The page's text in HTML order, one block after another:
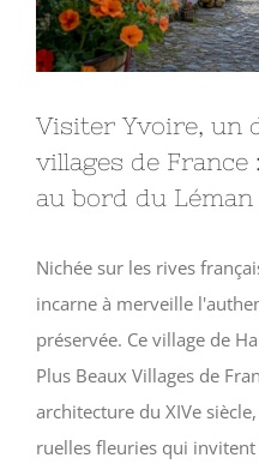
Visiter Yvoire, un
villages de
au bord du Léman
Nichée sur les rives
incarne à merveille
préservée. Ce village de
Plus Beaux Villages de
architecture du XIVe
ruelles fleuries qui